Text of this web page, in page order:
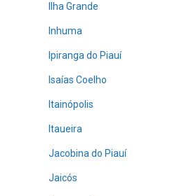
Ilha Grande
Inhuma
Ipiranga do Piauí
Isaías Coelho
Itainópolis
Itaueira
Jacobina do Piauí
Jaicós